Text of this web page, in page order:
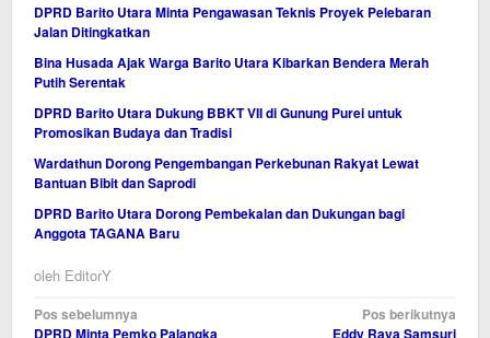
DPRD Barito Utara Minta Pengawasan Teknis Proyek Pelebaran
Jalan Ditingkatkan
Bina Husada Ajak Warga Barito Utara Kibarkan Bendera Merah
Putih Serentak
DPRD Barito Utara Dukung BBKT VII di Gunung Purei untuk
Promosikan Budaya dan Tradisi
Wardathun Dorong Pengembangan Perkebunan Rakyat Lewat
Bantuan Bibit dan Saprodi
DPRD Barito Utara Dorong Pembekalan dan Dukungan bagi
Anggota TAGANA Baru
oleh EditorY
Navigasi
Pos sebelumnya
DPRD Minta Pemko Palangka
Pos berikutnya
Eddy Raya Samsuri